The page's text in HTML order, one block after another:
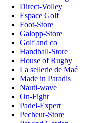
Direct-Volley
Espace Golf
Foot-Store
Galopp-Store
Golf and co
Handball-Store
House of Rugby
La sellerie de Maé
Made in Paradis
Nauti-wave
On-Fight
Padel-Expert
Pecheur-Store